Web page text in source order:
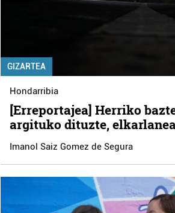
GIZARTEA
Hondarribia
[Erreportajea] Herriko
argituko dituzte,
Imanol Saiz Gomez de Segura